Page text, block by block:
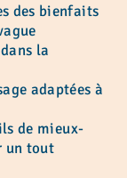
des bienfaits
la
adaptées à
de mieux-
un tout